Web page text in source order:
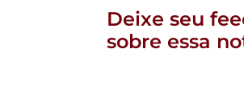
Deixe seu
sobre essa